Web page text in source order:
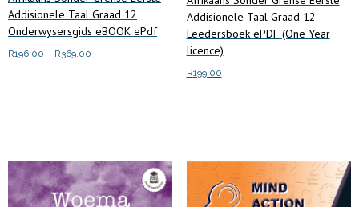
Addisionele Taal Graad 12
Onderwysersgids eBOOK ePdf
R196.00 – R369.00
The
options
Addisionele Taal Graad 12
Leedersboek ePDF (One Year
licence)
R199.00